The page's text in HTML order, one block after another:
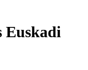
Euskadi